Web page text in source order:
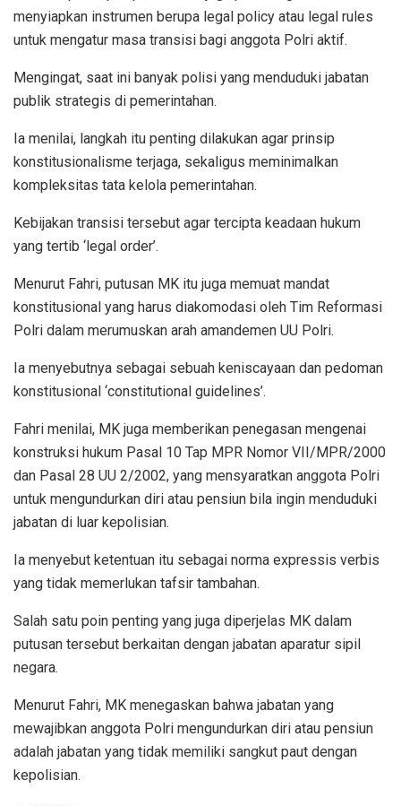
menyiapkan instrumen berupa legal policy atau legal rules
untuk mengatur masa transisi bagi anggota Polri aktif.
Mengingat, saat ini banyak polisi yang menduduki jabatan
publik strategis di pemerintahan.
Ia menilai, langkah itu penting dilakukan agar prinsip
konstitusionalisme terjaga, sekaligus meminimalkan
kompleksitas tata kelola pemerintahan.
Kebijakan transisi tersebut agar tercipta keadaan hukum
yang tertib ‘legal order’.
Menurut Fahri, putusan MK itu juga memuat mandat
konstitusional yang harus diakomodasi oleh Tim Reformasi
Polri dalam merumuskan arah amandemen UU Polri.
Ia menyebutnya sebagai sebuah keniscayaan dan pedoman
konstitusional ‘constitutional guidelines’.
Fahri menilai, MK juga memberikan penegasan mengenai
konstruksi hukum Pasal 10 Tap MPR Nomor VII/MPR/2000
dan Pasal 28 UU 2/2002, yang mensyaratkan anggota Polri
untuk mengundurkan diri atau pensiun bila ingin menduduki
jabatan di luar kepolisian.
Ia menyebut ketentuan itu sebagai norma expressis verbis
yang tidak memerlukan tafsir tambahan.
Salah satu poin penting yang juga diperjelas MK dalam
putusan tersebut berkaitan dengan jabatan aparatur sipil
negara.
Menurut Fahri, MK menegaskan bahwa jabatan yang
mewajibkan anggota Polri mengundurkan diri atau pensiun
adalah jabatan yang tidak memiliki sangkut paut dengan
kepolisian.